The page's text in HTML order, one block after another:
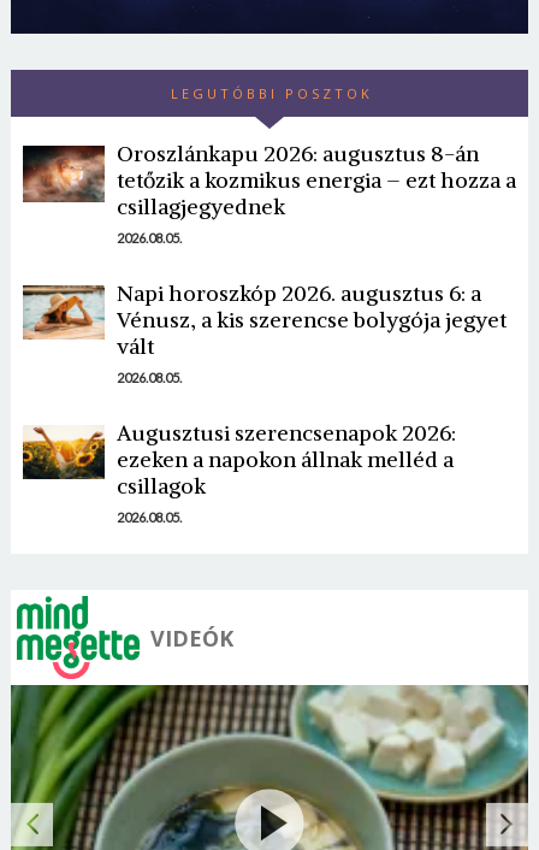
LEGUTÓBBI POSZTOK
Oroszlánkapu 2026: augusztus 8-án
tetőzik a kozmikus energia – ezt hozza a
csillagjegyednek
2026.08.05.
Napi horoszkóp 2026. augusztus 6: a
Vénusz, a kis szerencse bolygója jegyet
vált
2026.08.05.
Augusztusi szerencsenapok 2026:
ezeken a napokon állnak melléd a
csillagok
2026.08.05.
VIDEÓK
Borsonline bejelentkezés
E-mail cím vagy felhasználónév
Jelszó